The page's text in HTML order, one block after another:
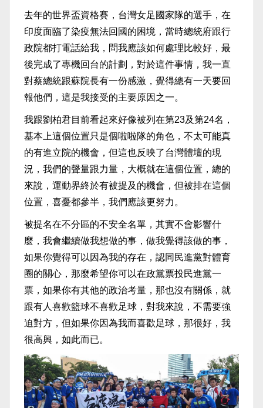
去年的世界盃資格賽，台灣女足國家隊的選手，在
印度面臨了染疫無法回國的困境，當時總統府跟行
政院都打電話給我，問我應該如何處理比較好，最
後完成了專機回台的計劃，對於這件事情，我一直
對蔡總統跟蘇院長有一份感激，覺得總有一天要回
報他們，這是我接受的主要原因之一。
我跟劉柏君目前看起來好像被列在第23及第24名，
基本上這個位置只是個啦啦隊的角色，不太可能真
的有進立院的機會，但這也反映了台灣體壇的現
況，我們的聲量跟力量，大概就在這個位置，總的
來說，運動界終於有被提及的機會，但被排在這個
位置，喜憂都參半，我們應該更努力。
被提名在不分區的不安全名單，其實不會影響什
麼，我會繼續做我想做的事，做我覺得該做的事，
如果你覺得可以因為我的存在，認同民進黨對體育
圈的關心，那麼希望你可以在政黨票投民進黨一
票，如果你有其他的政治考量，那也沒有關係，就
跟有人喜歡籃球不喜歡足球，對我來說，不需要強
迫對方，但如果你因為我而喜歡足球，那很好，我
很高興，如此而已。